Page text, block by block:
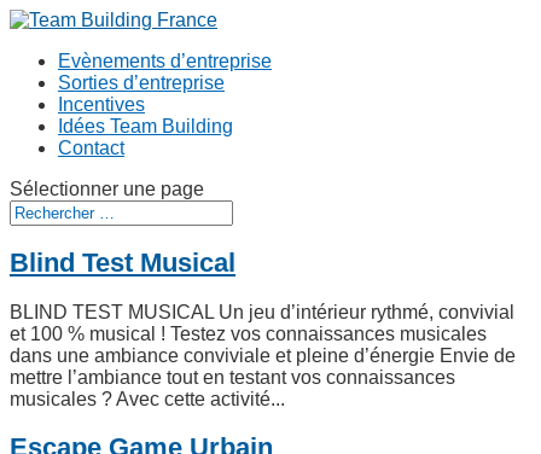
Evènements d’entreprise
Sorties d’entreprise
Incentives
Idées Team Building
Contact
Sélectionner une page
Blind Test Musical
BLIND TEST MUSICAL Un jeu d’intérieur rythmé, convivial
et 100 % musical ! Testez vos connaissances musicales
dans une ambiance conviviale et pleine d’énergie Envie de
mettre l’ambiance tout en testant vos connaissances
musicales ? Avec cette activité...
Escape Game Urbain